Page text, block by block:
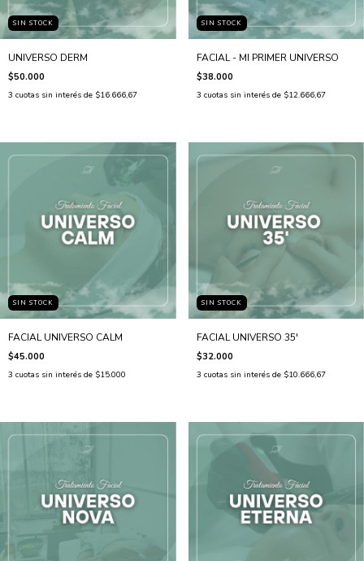
SIN STOCK
UNIVERSO DERM
$50.000
3 cuotas sin interés de $16.666,67
SIN STOCK
FACIAL - MI PRIMER UNIVERSO
$38.000
3 cuotas sin interés de $12.666,67
SIN STOCK
FACIAL UNIVERSO CALM
$45.000
3 cuotas sin interés de $15.000
SIN STOCK
FACIAL UNIVERSO 35'
$32.000
3 cuotas sin interés de $10.666,67